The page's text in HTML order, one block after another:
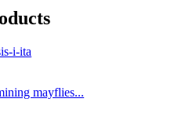
mayflies...